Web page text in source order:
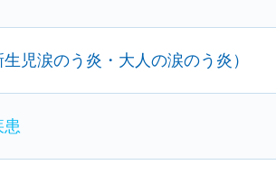
児涙のう炎・大人の涙のう炎）
患